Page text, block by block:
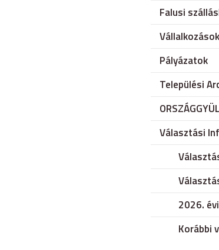
Falusi
Vállalkozások
Pályázatok
Települési
Választási
2026.
Korábbi